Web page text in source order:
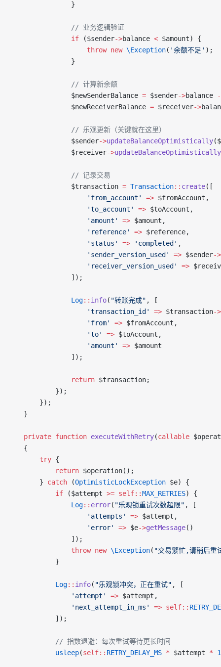
                }
                // 业务逻辑验证
                if
($sender->balance < $amount) {
                    throw
new \Exception( '余额不足' );
                }
                // 计算新余额
                $newSenderBalance
= $sender->balance
-
                $newReceiverBalance
= $receiver->
                // 乐观更新（关键就在这里）
                $sender
->updateBalanceOptimistically
                $receiver
->updateBalanceOptimistically
                // 记录交易
                $transaction
= Transaction:: create([
                    'from_account'
=> $fromAccount,
                    'to_account'
=> $toAccount,
                    'amount'
=> $amount,
                    'reference'
=> $reference,
                    'status'
=> 'completed' ,
                    'sender_version_used'
=> $sender->
                    'receiver_version_used'
=>
                ]);
                Log
:: info( "转账完成" , [
                    'transaction_id'
=> $transaction->
                    'from'
=> $fromAccount,
                    'to'
=> $toAccount,
                    'amount'
=> $amount
                ]);
                return
$transaction;
            });
        });
    }
    private
function executeWithRetry(callable
    {
        try
{
            return
$operation();
        }
catch (OptimisticLockException $e) {
            if
($attempt >= self::MAX_RETRIES) {
                Log
:: error( "乐观锁重试次数超限" , [
                    'attempts'
=> $attempt,
                    'error'
=> $e->getMessage()
                ]);
                throw
new \Exception( "交易繁忙,请稍后重
            }
            Log
:: info( "乐观锁冲突，正在重试" , [
                'attempt'
=> $attempt,
                'next_attempt_in_ms'
=> self::
            ]);
            // 指数退避：每次重试等待更长时间
            usleep
(self:: RETRY_DELAY_MS * $attempt *